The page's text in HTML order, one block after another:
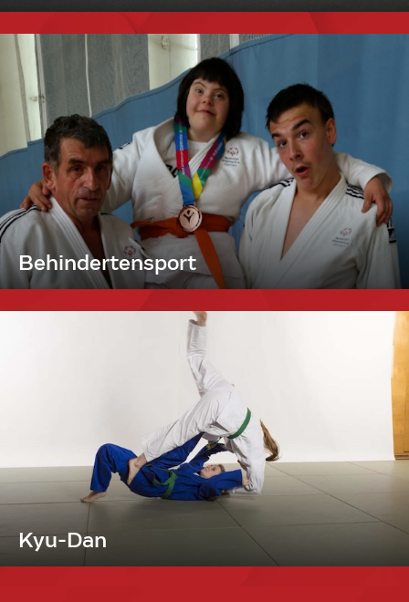
Behindertensport
Kyu-Dan